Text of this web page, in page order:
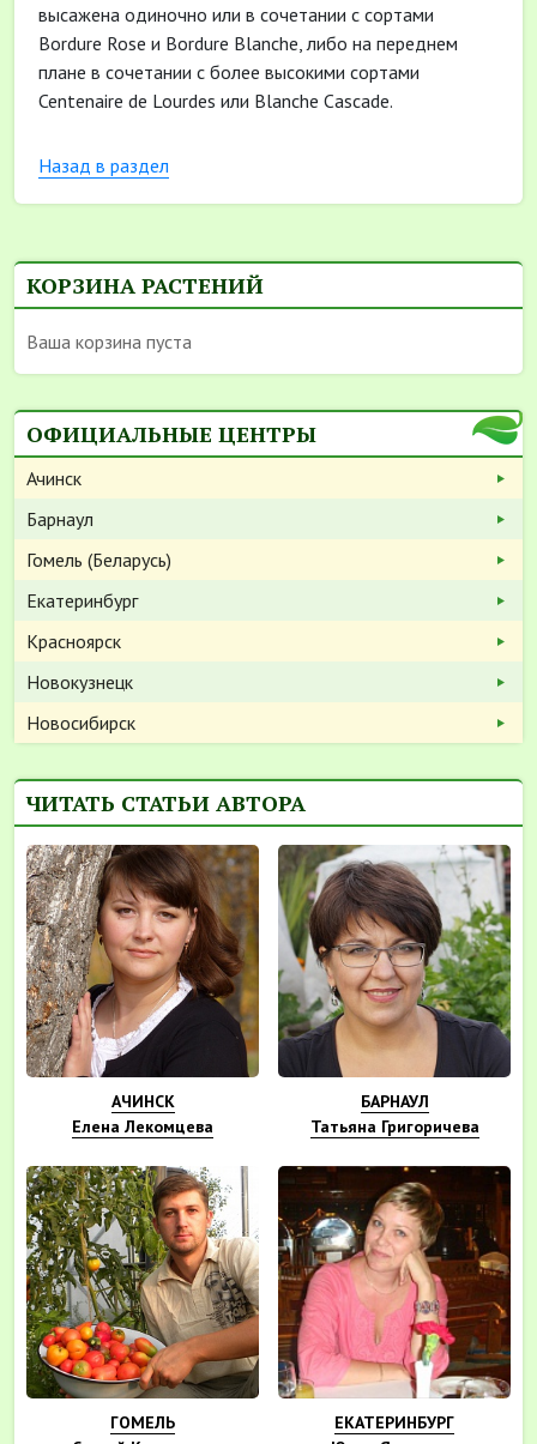
высажена одиночно или в сочетании с сортами
Bordure Rose и Bordure Blanche, либо на переднем
плане в сочетании с более высокими сортами
Centenaire de Lourdes или Blanche Cascade.
Назад в раздел
КОРЗИНА РАСТЕНИЙ
Ваша корзина пуста
ОФИЦИАЛЬНЫЕ ЦЕНТРЫ
Ачинск
Барнаул
Гомель (Беларусь)
Екатеринбург
Красноярск
Новокузнецк
Новосибирск
ЧИТАТЬ СТАТЬИ АВТОРА
АЧИНСК
Елена Лекомцева
БАРНАУЛ
Татьяна Григоричева
ГОМЕЛЬ
ЕКАТЕРИНБУРГ